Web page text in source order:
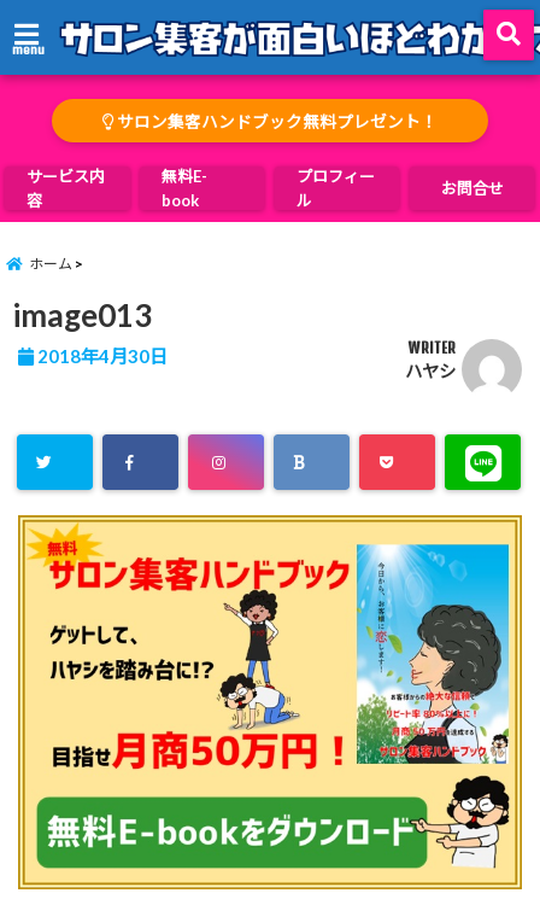
menu
サロン集客ハンドブック無料プレゼント！
サービス内
容
無料E-
book
プロフィー
ル
お問合せ
ホーム
image013
2018年4月30日 WRITER
ハヤシ